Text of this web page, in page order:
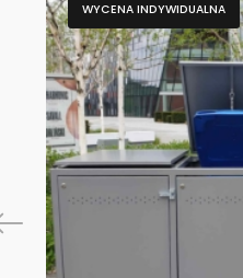
WYCENA INDYWIDUALNA